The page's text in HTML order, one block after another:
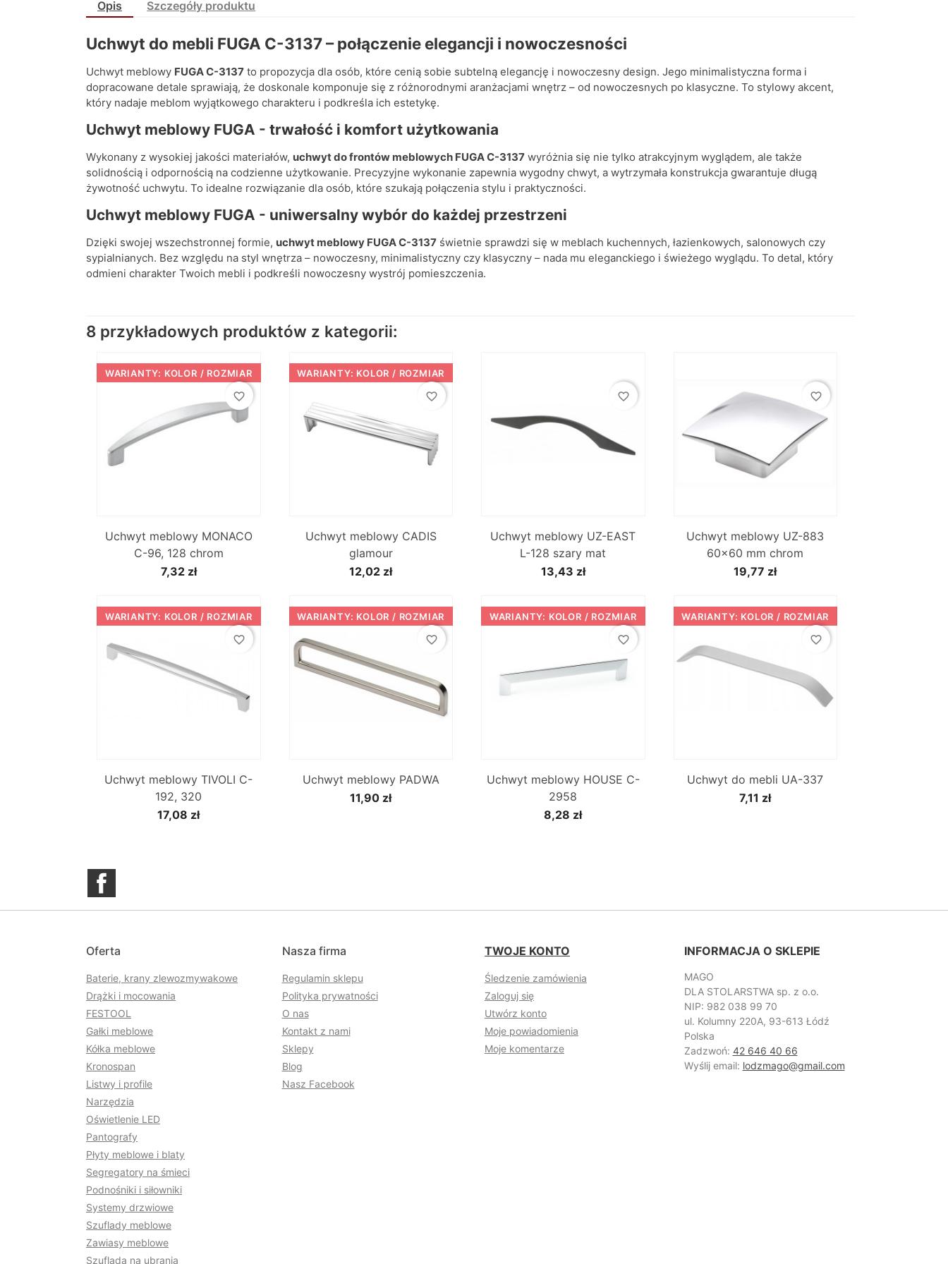
Opis Szczegóły produktu
Uchwyt do mebli FUGA C-3137 – połączenie elegancji i nowoczesności
Uchwyt meblowy FUGA C-3137 to propozycja dla osób, które cenią sobie subtelną elegancję i nowoczesny design. Jego minimalistyczna forma i
dopracowane detale sprawiają, że doskonale komponuje się z różnorodnymi aranżacjami wnętrz – od nowoczesnych po klasyczne. To stylowy akcent,
który nadaje meblom wyjątkowego charakteru i podkreśla ich estetykę.
Uchwyt meblowy FUGA - trwałość i komfort użytkowania
Wykonany z wysokiej jakości materiałów, uchwyt do frontów meblowych FUGA C-3137 wyróżnia się nie tylko atrakcyjnym wyglądem, ale także
solidnością i odpornością na codzienne użytkowanie. Precyzyjne wykonanie zapewnia wygodny chwyt, a wytrzymała konstrukcja gwarantuje długą
żywotność uchwytu. To idealne rozwiązanie dla osób, które szukają połączenia stylu i praktyczności.
Uchwyt meblowy FUGA - uniwersalny wybór do każdej przestrzeni
Dzięki swojej wszechstronnej formie, uchwyt meblowy FUGA C-3137 świetnie sprawdzi się w meblach kuchennych, łazienkowych, salonowych czy
sypialnianych. Bez względu na styl wnętrza – nowoczesny, minimalistyczny czy klasyczny – nada mu eleganckiego i świeżego wyglądu. To detal, który
odmieni charakter Twoich mebli i podkreśli nowoczesny wystrój pomieszczenia.
8 przykładowych produktów z kategorii:
Uchwyt meblowy MONACO
C-96, 128 chrom
7,32 zł
WARIANTY: KOLOR / ROZMIAR
favorite_border
Uchwyt meblowy CADIS
glamour
12,02 zł
WARIANTY: KOLOR / ROZMIAR
favorite_border
Uchwyt meblowy UZ-EAST
L-128 szary mat
13,43 zł
favorite_border
Uchwyt meblowy UZ-883
60x60 mm chrom
19,77 zł
favorite_border
Uchwyt meblowy TIVOLI C-
192, 320
17,08 zł
WARIANTY: KOLOR / ROZMIAR
favorite_border
Uchwyt meblowy PADWA
11,90 zł
WARIANTY: KOLOR / ROZMIAR
favorite_border
Uchwyt meblowy HOUSE C-
2958
8,28 zł
WARIANTY: KOLOR / ROZMIAR
favorite_border
Uchwyt do mebli UA-337
7,11 zł
WARIANTY: KOLOR / ROZMIAR
favorite_border
Oferta
Baterie, krany zlewozmywakowe
Drążki i mocowania
FESTOOL
Gałki meblowe
Kółka meblowe
Kronospan
Listwy i profile
Narzędzia
Oświetlenie LED
Pantografy
Płyty meblowe i blaty
Segregatory na śmieci
Podnośniki i siłowniki
Systemy drzwiowe
Szuflady meblowe
Zawiasy meblowe
Szuflada na ubrania
Nasza firma
Regulamin sklepu
Polityka prywatności
O nas
Kontakt z nami
Sklepy
Blog
Nasz Facebook
TWOJE KONTO
Śledzenie zamówienia
Zaloguj się
Utwórz konto
Moje powiadomienia
Moje komentarze
INFORMACJA O SKLEPIE
MAGO
DLA STOLARSTWA sp. z o.o.
NIP: 982 038 99 70
ul. Kolumny 220A, 93-613 Łódź
Polska
Zadzwoń: 42 646 40 66
Wyślij email: lodzmago@gmail.com